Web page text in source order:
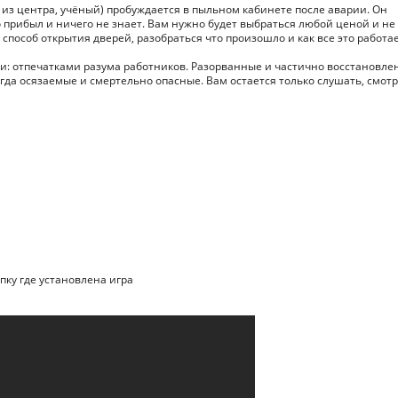
центра, учёный) пробуждается в пыльном кабинете после аварии. Он
и ничего не знает. Вам нужно будет выбраться любой ценой и не
открытия дверей, разобраться что произошло и как все это
разума работников. Разорванные и частично
осязаемые и смертельно опасные. Вам остается только слушать,
где установлена игра